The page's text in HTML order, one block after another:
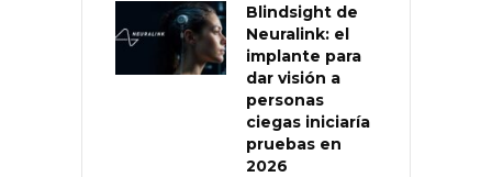
Blindsight de
Neuralink: el
implante para
dar visión a
personas
ciegas iniciaría
pruebas en
2026